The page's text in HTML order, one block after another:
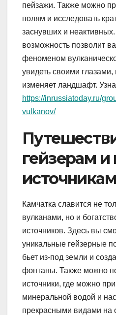
пейзажи. Также можно
полям и исследовать
заснувших и
возможность позволит
феноменом
увидеть своими глазами,
изменяет ландшафт.
https://inrussiatoday.ru/
vulkanov/
гейзерам и
источникам
Камчатка славится не
вулканами, но и
источников. Здесь вы
уникальные гейзерные
бьет из-под земли и
фонтаны. Также можно
источники, где можно
минеральной водой и
прекрасными видами на